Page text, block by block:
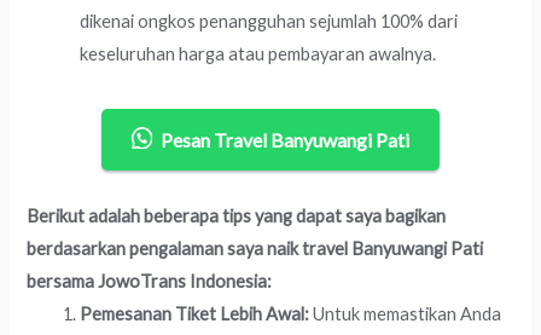
dikenai ongkos penangguhan sejumlah 100% dari
keseluruhan harga atau pembayaran awalnya.
Pesan Travel Banyuwangi Pati
Berikut adalah beberapa tips yang dapat saya bagikan
berdasarkan pengalaman saya naik travel Banyuwangi Pati
bersama JowoTrans Indonesia:
Pemesanan Tiket Lebih Awal:Untuk memastikan Anda